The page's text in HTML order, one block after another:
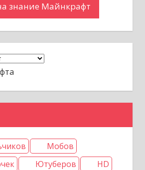
знание Майнкрафт
Мобов
Ютуберов
HD